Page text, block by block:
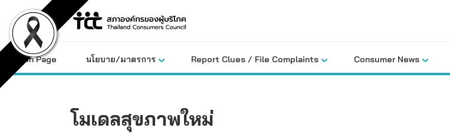
content
Main Page นโยบาย/มาตรการ Report Clues / File Complaints Consumer News
โมเดลสุขภาพใหม่